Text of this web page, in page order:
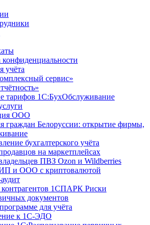
учёта
сервис»
тарифов 1С:БухОбслуживание
ООО
граждан Белоруссии: открытие фирмы,
бухгалтерского учёта
на маркетплейсах
ПВЗ Ozon и Wildberries
и ООО с криптовалютой
контрагентов 1СПАРК Риски
документов
для учёта
к 1С-ЭДО